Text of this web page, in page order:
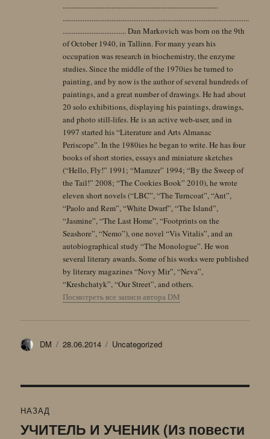
......................................................................................
.......................................................................................................
................................... Dan Markovich was born on the 9th
of October 1940, in Tallinn. For many years his
occupation was research in biochemistry, the enzyme
studies. Since the middle of the 1970ies he turned to
painting, and by now is the author of several hundreds of
paintings, and a great number of drawings. He had about
20 solo exhibitions, displaying his paintings, drawings,
and photo still-lifes. He is an active web-user, and in
1997 started his “Literature and Arts Almanac
Periscope”. In the 1980ies he began to write. He has four
books of short stories, essays and miniature sketches
(“Hello, Fly!” 1991; “Mamzer” 1994; “By the Sweep of
the Tail!” 2008; “The Cookies Book” 2010), he wrote
eleven short novels (“LBC”, “The Turncoat”, “Ant”,
“Paolo and Rem”, “White Dwarf”, “The Island”,
“Jasmine”, “The Last Home”, “Footprints on the
Seashore”, “Nemo”), one novel “Vis Vitalis”, and an
autobiographical study “The Monologue”. He won
several literary awards. Some of his works were published
by literary magazines “Novy Mir”, “Neva”,
“Kreshchatyk”, “Our Street”, and others.
Посмотреть все записи автора DM
Автор
DM Опубликовано
28.06.2014 Рубрики
Uncategorized
по
НАЗАД
Предыдущая
УЧИТЕЛЬ И УЧЕНИК (Из повести